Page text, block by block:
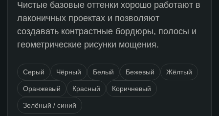
Чистые базовые оттенки хорошо работают в
лаконичных проектах и позволяют
создавать контрастные бордюры, полосы и
геометрические рисунки мощения.
Серый Чёрный Белый Бежевый Жёлтый
Оранжевый Красный Коричневый
Зелёный / синий